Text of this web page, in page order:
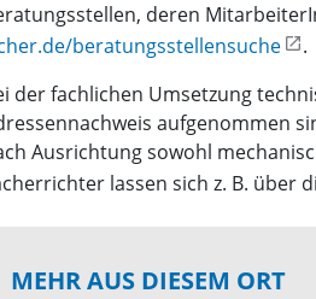
deren
beratungsstellensuche
.
der fachlichen Umsetzung
aufgenommen
Ausrichtung sowohl
lassen sich z. B. über
MEHR AUS DIESEM ORT